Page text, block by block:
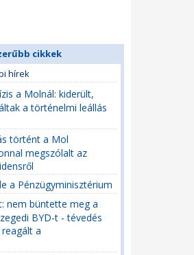
cikkek
hírek
a Molnál: kiderült,
a történelmi leállás
történt a Mol
megszólalt az
a Pénzügyminisztérium
nem büntette meg a
BYD-t - tévedés
a